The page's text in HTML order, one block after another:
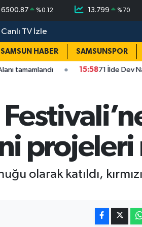
6500.87 %0.12 13.799 %70
Canlı TV İzle
SAMSUN HABER SAMSUNSPOR
15:58 71 İlde Dev Narkotik
olarak katıldı, kırmızı